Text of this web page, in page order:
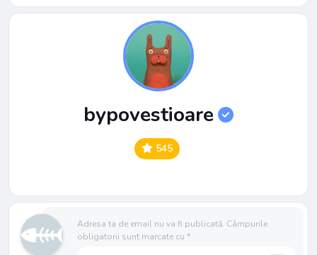
bypovestioare
545
Adresa ta de email nu va fi publicată. Câmpurile
obligatorii sunt marcate cu *